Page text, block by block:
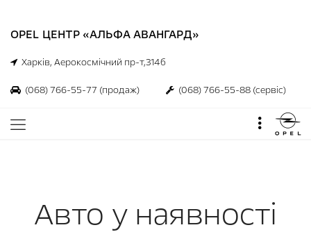
OPEL ЦЕНТР «АЛЬФА АВАНГАРД»
Харків, Аерокосмічний пр-т,314б
(068) 766-55-77 (продаж) (068) 766-55-88 (сервіс)
Авто у наявності